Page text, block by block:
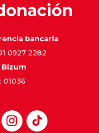
bancaria
0927 2282
01036